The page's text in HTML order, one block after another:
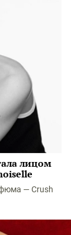
лицом
— Crush